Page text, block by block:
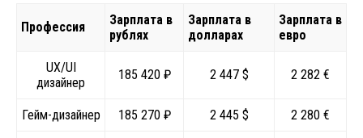
Профессия
Зарплата в
рублях
Зарплата в
долларах
Зарплата в
евро
UX/UI
дизайнер
185 420 ₽ 2 447 $ 2 282 €
Гейм-дизайнер 185 270 ₽ 2 445 $ 2 280 €